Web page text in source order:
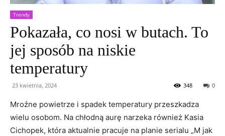
Trendy
Pokazała, co nosi w butach. To
jej sposób na niskie
temperatury
23 kwietnia, 2024 0
348
Mroźne powietrze i spadek temperatury przeszkadza
wielu osobom. Na chłodną aurę narzeka również Kasia
Cichopek, która aktualnie pracuje na planie serialu „M jak